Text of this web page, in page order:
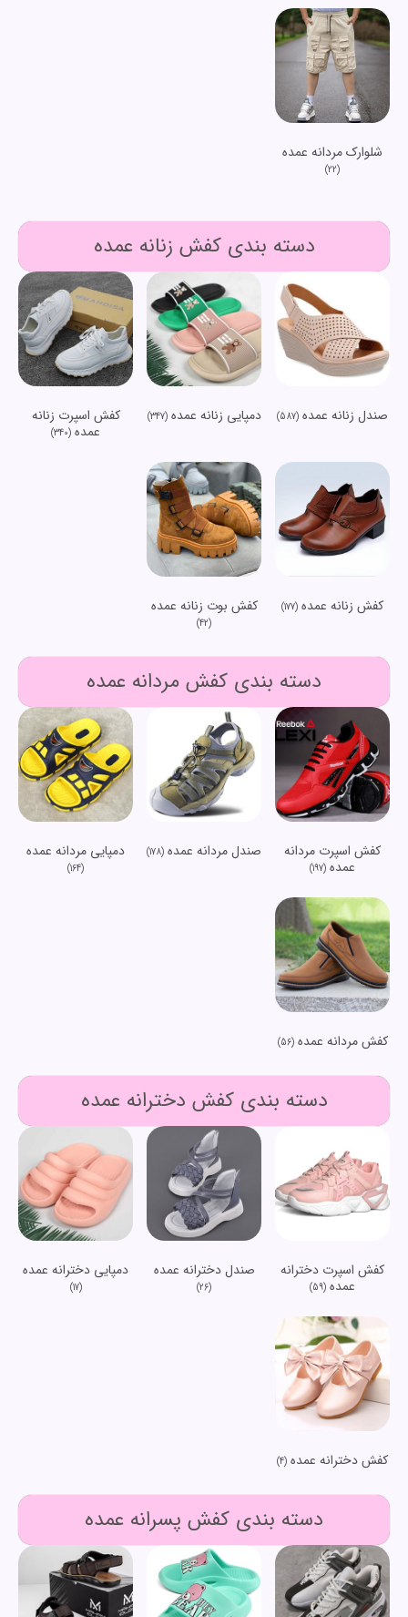
شلوارک مردانه عمده
(22)
دسته بندی کفش زنانه عمده
صندل زنانه عمده (587) دمپایی زنانه عمده(347)
کفش اسپرت زنانه
عمده (340)
کفش زنانه عمده (177) کفش بوت زنانه عمده
(42)
دسته بندی کفش مردانه عمده
کفش اسپرت مردانه
عمده (197)
صندل مردانه عمده (178) دمپایی مردانه عمده
(164)
کفش مردانه عمده(56)
دسته بندی کفش دخترانه عمده
کفش اسپرت دخترانه
عمده (59)
صندل دخترانه عمده
(26)
دمپایی دخترانه عمده
(17)
کفش دخترانه عمده (4)
دسته بندی کفش پسرانه عمده